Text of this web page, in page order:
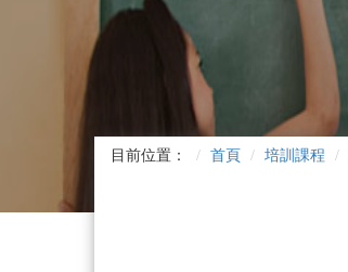
目前位置： 首頁 培訓課程